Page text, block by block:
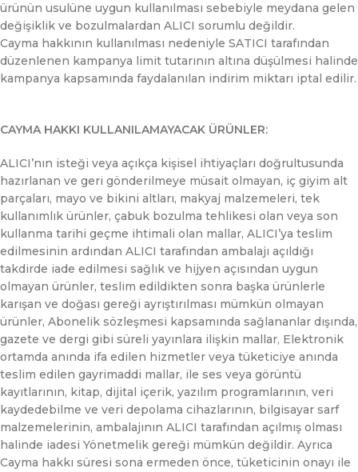
ürünün usulüne uygun kullanılması sebebiyle meydana gelen
değişiklik ve bozulmalardan ALICI sorumlu değildir.
Cayma hakkının kullanılması nedeniyle SATICI tarafından
düzenlenen kampanya limit tutarının altına düşülmesi halinde
kampanya kapsamında faydalanılan indirim miktarı iptal edilir.
CAYMA HAKKI KULLANILAMAYACAK ÜRÜNLER:
ALICI’nın isteği veya açıkça kişisel ihtiyaçları doğrultusunda
hazırlanan ve geri gönderilmeye müsait olmayan, iç giyim alt
parçaları, mayo ve bikini altları, makyaj malzemeleri, tek
kullanımlık ürünler, çabuk bozulma tehlikesi olan veya son
kullanma tarihi geçme ihtimali olan mallar, ALICI’ya teslim
edilmesinin ardından ALICI tarafından ambalajı açıldığı
takdirde iade edilmesi sağlık ve hijyen açısından uygun
olmayan ürünler, teslim edildikten sonra başka ürünlerle
karışan ve doğası gereği ayrıştırılması mümkün olmayan
ürünler, Abonelik sözleşmesi kapsamında sağlananlar dışında,
gazete ve dergi gibi süreli yayınlara ilişkin mallar, Elektronik
ortamda anında ifa edilen hizmetler veya tüketiciye anında
teslim edilen gayrimaddi mallar, ile ses veya görüntü
kayıtlarının, kitap, dijital içerik, yazılım programlarının, veri
kaydedebilme ve veri depolama cihazlarının, bilgisayar sarf
malzemelerinin, ambalajının ALICI tarafından açılmış olması
halinde iadesi Yönetmelik gereği mümkün değildir. Ayrıca
Cayma hakkı süresi sona ermeden önce, tüketicinin onayı ile